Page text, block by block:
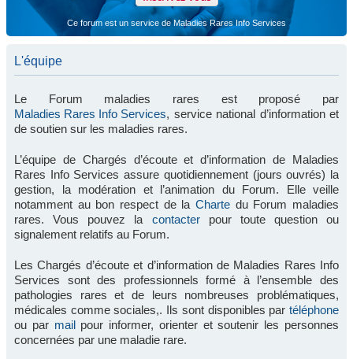
Ce forum est un service de Maladies Rares Info Services
L'équipe
Le Forum maladies rares est proposé par
Maladies Rares Info Services, service national d’information et
de soutien sur les maladies rares.
L’équipe de Chargés d’écoute et d’information de Maladies
Rares Info Services assure quotidiennement (jours ouvrés) la
gestion, la modération et l’animation du Forum. Elle veille
notamment au bon respect de la Charte du Forum maladies
rares. Vous pouvez la contacterpour toute question ou
signalement relatifs au Forum.
Les Chargés d’écoute et d’information de Maladies Rares Info
Services sont des professionnels formé à l’ensemble des
pathologies rares et de leurs nombreuses problématiques,
médicales comme sociales,. Ils sont disponibles par téléphone
ou par mailpour informer, orienter et soutenir les personnes
concernées par une maladie rare.